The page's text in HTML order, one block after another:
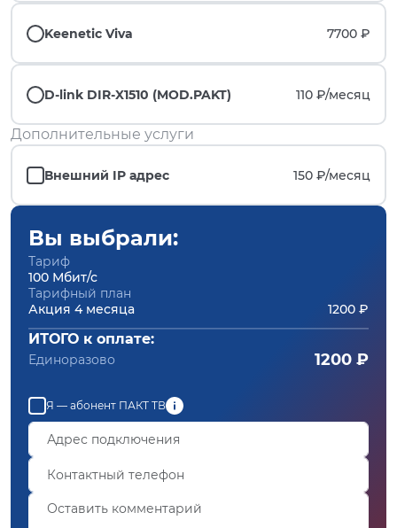
Keenetic Viva 7700 ₽
D-link DIR-X1510 (MOD.PAKT) 110 ₽/месяц
Дополнительные услуги
Внешний IP адрес 150 ₽/месяц
Вы выбрали:
Тариф
100 Мбит/с
Тарифный план
Акция 4 месяца
1200 ₽
ИТОГО к оплате:
Единоразово 1200 ₽
Я — абонент ПАКТ ТВ